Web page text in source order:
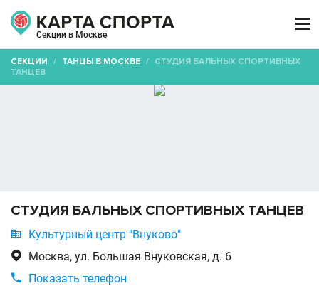
Секции в Москве

СЕКЦИИ / ТАНЦЫ В МОСКВЕ / СТУДИЯ БАЛЬНЫХ СПОРТИВНЫХ
ТАНЦЕВ
СТУДИЯ БАЛЬНЫХ СПОРТИВНЫХ ТАНЦЕВ
 Культурный центр "Внуково"
 Москва, ул. Большая Внуковская, д. 6
 Показать телефон